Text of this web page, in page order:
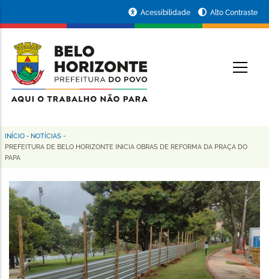
conteúdo
principal
da
Prefeitura
de
Horizonte
Acessibilidade Alto Contraste
Trilha
de
navegação
INÍCIO - NOTÍCIAS -
PREFEITURA DE BELO HORIZONTE INICIA OBRAS DE REFORMA DA PRAÇA DO
PAPA